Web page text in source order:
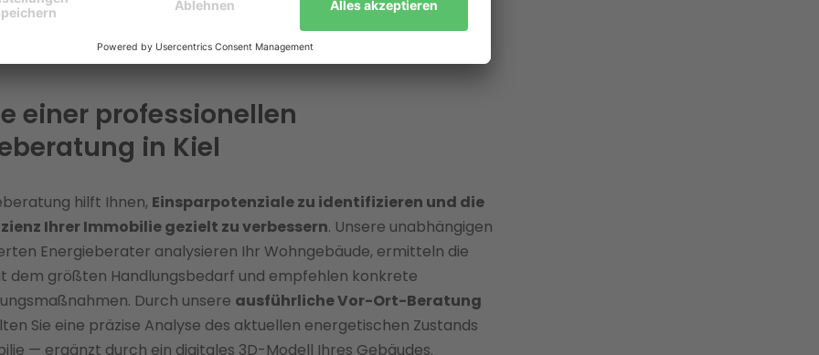
im Bestand müssen mindestens 65 % der Wärme aus
einer professionellen
in Kiel
hilft Ihnen, Einsparpotenziale zu identifizieren und die
Ihrer Immobilie gezielt zu verbessern. Unsere unabhängigen
Energieberater analysieren Ihr Wohngebäude, ermitteln die
dem größten Handlungsbedarf und empfehlen konkrete
Durch unsere ausführliche Vor-Ort-Beratung
Sie eine präzise Analyse des aktuellen energetischen Zustands
— ergänzt durch ein digitales 3D-Modell Ihres Gebäudes.